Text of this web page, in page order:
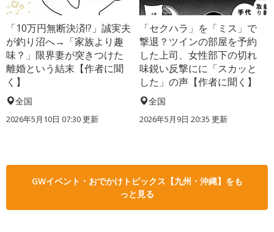
「10万円無断決済!?」誠実夫
が釣り沼へ→「家族より趣
味？」限界妻が突きつけた
離婚という結末【作者に聞
く】
全国
2026年5月10日 07:30 更新
「セクハラ」を「ミス」で
撃退？ツインの部屋を予約
した上司、女性部下の切れ
味鋭い反撃にに「スカッと
した」の声【作者に聞く】
全国
2026年5月9日 20:35 更新
GWイベント・おでかけトピックス【九州・沖縄】をも
っと見る